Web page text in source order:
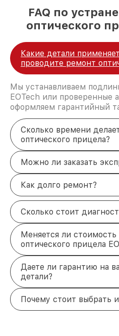
FAQ по
оптического
Какие детали
проводите ремонт
Мы устанавливаем
EOTech или проверенные
оформляем гарантийный
Сколько времени
оптического прицела?
Можно ли заказать
Как долго ремонт?
Сколько стоит
Меняется ли стоимость
оптического прицела
Даете ли гарантию на
детали?
Почему стоит выбрать